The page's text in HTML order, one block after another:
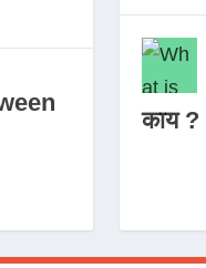
काय ?